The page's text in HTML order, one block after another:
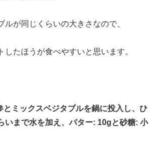
ルが同じくらいの大きさなので、
したほうが食べやすいと思います。
とミックスベジタブルを鍋に投入し、ひ
いまで水を加え、バター: 10gと砂糖: 小